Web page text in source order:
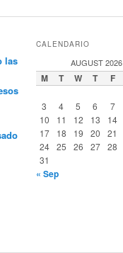
las
CALENDARIO
AUGUST 2026
M T W T F
3
4 5 6 7
10
11 12 13 14
17
18 19 20 21
24
25 26 27 28
31
« Sep